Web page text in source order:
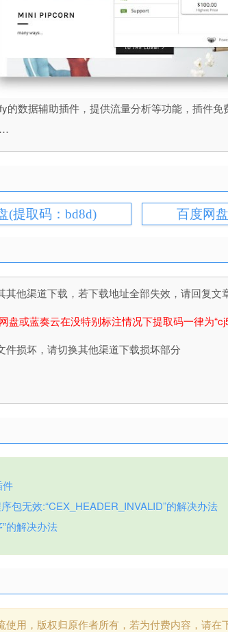
的数据辅助插件，提供流量分析等功能，插件
…
(提取码：bd8d) 百度网盘
他渠道下载，若下载地址全部失效，请回复文
盘或蓝奏云在没特别标注情况下提取码一律为
损坏，请切换其他渠道下载损坏部分
件
包无效:“CEX_HEADER_INVALID”的解决办法
的解决办法
用，版权归原作者所有，若为付费内容，请